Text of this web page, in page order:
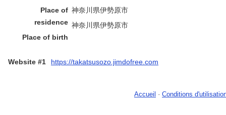
Place of
residence
神奈川県伊勢原市
Place of birth
神奈川県伊勢原市
Website #1 https://takatsusozo.jimdofree.com
Accueil - Conditions